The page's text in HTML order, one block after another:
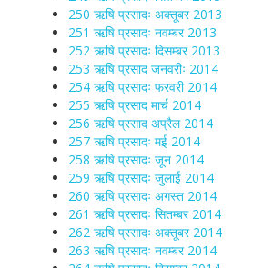
250 ऋषि प्रसादः अक्तूबर 2013
251 ऋषि प्रसादः नवम्बर 2013
252 ऋषि प्रसादः दिसम्बर 2013
253 ऋषि प्रसाद जनवरीः 2014
254 ऋषि प्रसादः फरवरी 2014
255 ऋषि प्रसाद मार्च 2014
256 ऋषि प्रसाद अप्रैल 2014
257 ऋषि प्रसादः मई 2014
258 ऋषि प्रसादः जून 2014
259 ऋषि प्रसादः जुलाई 2014
260 ऋषि प्रसादः अगस्त 2014
261 ऋषि प्रसादः सितम्बर 2014
262 ऋषि प्रसादः अक्तूबर 2014
263 ऋषि प्रसादः नवम्बर 2014